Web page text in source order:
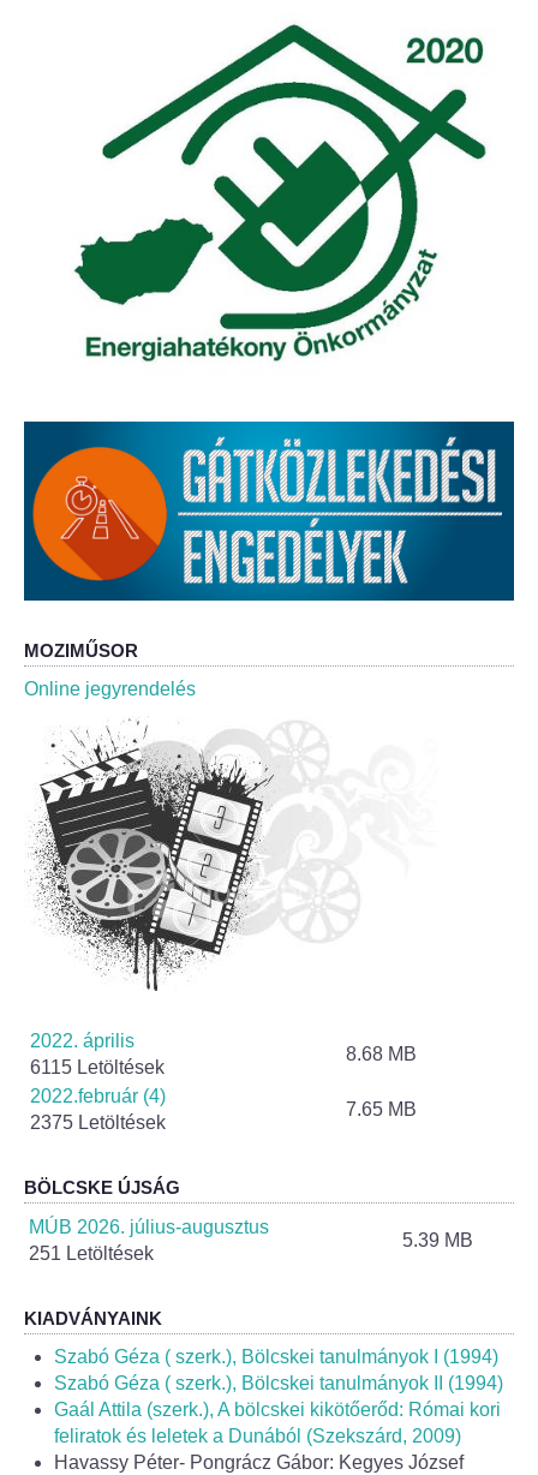
ÖNKORMÁNYZAT
Képviselő-testület
Képviselő-testületi ülések
Bizottságok
Bizottsági ülések
A helyi választási bizottság
A helyi választási bizottság határozatai
Roma Nemzetiségi Önkormányzat
Roma Nemzetiségi Önkormányzat ülések
Rendeletek
Polgármesteri normatív határozatok
Önkormányzati támogatások
Szabályzatok
Pályázatok
Közbeszerzések
Szerződések
Helyi Esélyegyenlőség Program
Helyi Építési Szabályzat
INTÉZMÉNYEK
Bölcskei Mesevár Óvoda és Bölcsőde
Óvodakert
Egészségügy
MOZIMŰSOR
Online jegyrendelés
2022. április
6115 Letöltések
8.68 MB
2022.február (4)
2375 Letöltések
7.65 MB
BÖLCSKE ÚJSÁG
MÚB 2026. július-augusztus
251 Letöltések
5.39 MB
KIADVÁNYAINK
Szabó Géza ( szerk.), Bölcskei tanulmányok I (1994)
Szabó Géza ( szerk.), Bölcskei tanulmányok II (1994)
Gaál Attila (szerk.), A bölcskei kikötőerőd: Római kori
feliratok és leletek a Dunából (Szekszárd, 2009)
Havassy Péter- Pongrácz Gábor: Kegyes József